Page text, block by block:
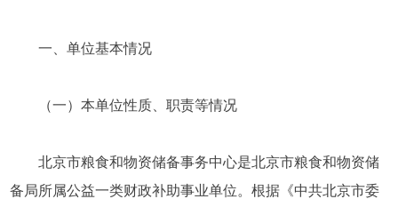
一、单位基本情况
（一）本单位性质、职责等情况
北京市粮食和物资储备事务中心是北京市粮食和物资储
备局所属公益一类财政补助事业单位。根据《中共北京市委